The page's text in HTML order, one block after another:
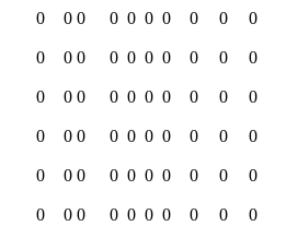
0 0 0 0 0 0 0 0 0 0
0 0 0 0 0 0 0 0 0 0
0 0 0 0 0 0 0 0 0 0
0 0 0 0 0 0 0 0 0 0
0 0 0 0 0 0 0 0 0 0
0 0 0 0 0 0 0 0 0 0